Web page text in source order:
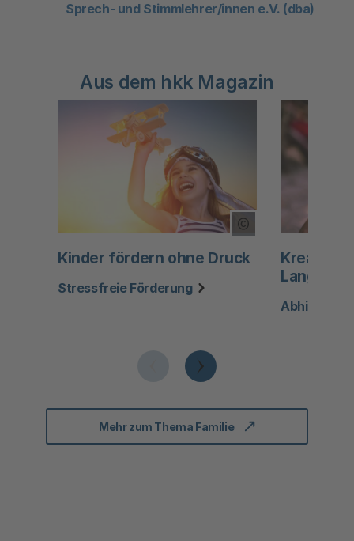
Sprech- und Stimmlehrer/innen e.V. (dba)
Aus dem hkk Magazin
Copyright Tooltip
Kinder fördern ohne Druck
Stressfreie Förderung
Abhilfe
Mehr zum Thema Familie